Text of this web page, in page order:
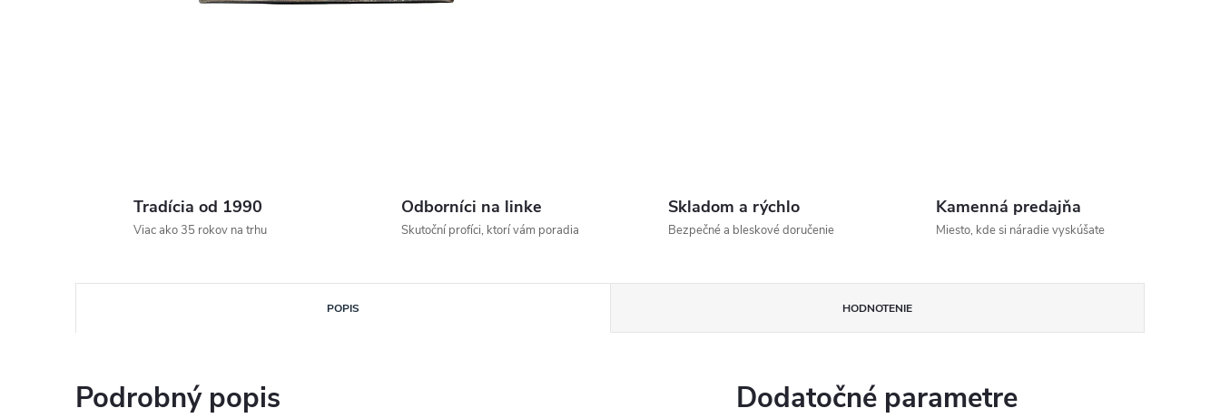
Tradícia od 1990
Viac ako 35 rokov na trhu
Odborníci na linke
Skutoční profíci, ktorí vám poradia
Skladom a rýchlo
Bezpečné a bleskové doručenie
Kamenná predajňa
Miesto, kde si náradie vyskúšate
POPIS HODNOTENIE
Podrobný popis Dodatočné parametre